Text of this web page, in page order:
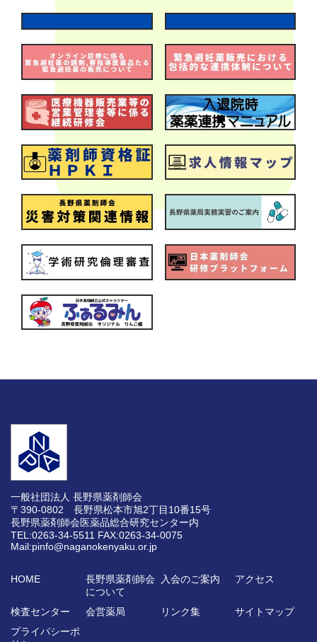
一般社団法人 長野県薬剤師会
〒390-0802 長野県松本市旭2丁目10番15号
長野県薬剤師会医薬品総合研究センター内
TEL:0263-34-5511 FAX:0263-34-0075
Mail:pinfo@naganokenyaku.or.jp
HOME
長野県薬剤師会
について
入会のご案内 アクセス
検査センター 会営薬局 リンク集
サイトマップ
プライバシーポ